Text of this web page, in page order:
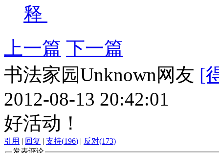
释
上一篇 下一篇
书法家园Unknown网友 [
2012-08-13 20:42:01
好活动！
引用 | 回复 | 支持(196) | 反对(173)